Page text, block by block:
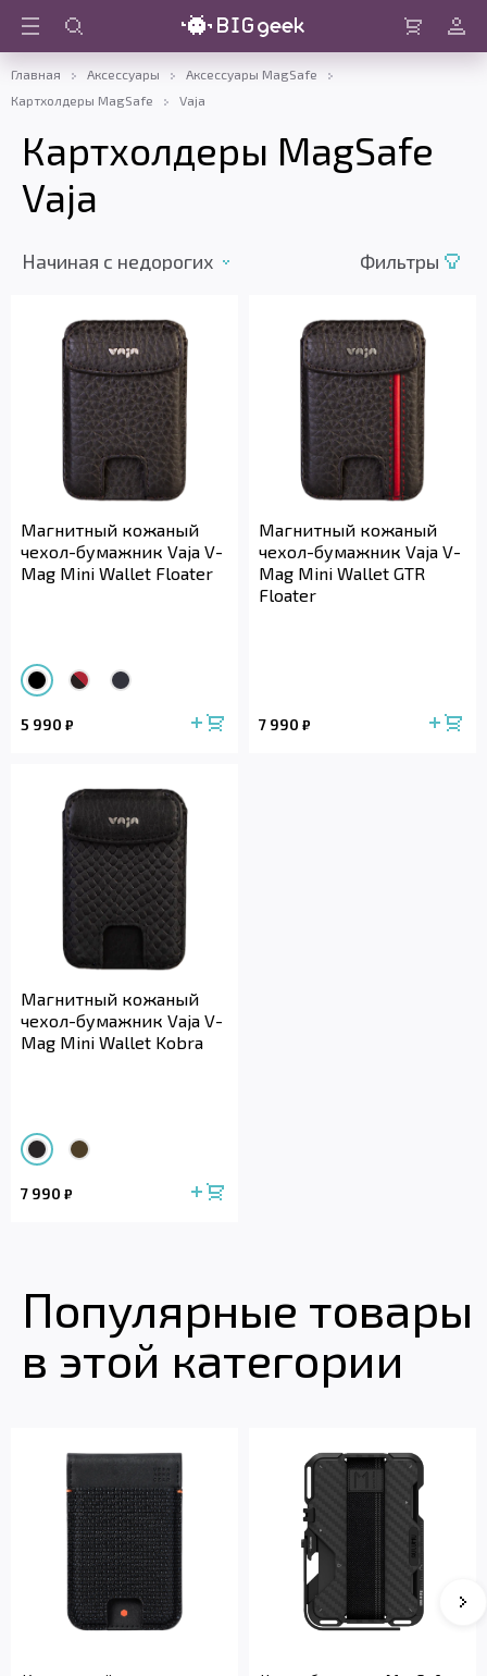
Войти
Главная Аксессуары
Аксессуары MagSafe
Картхолдеры MagSafe
Vaja
Картхолдеры MagSafe
Vaja
Начиная с недорогих Фильтры
Магнитный кожаный
чехол-бумажник Vaja V-
Mag Mini Wallet Floater
5 990 ₽
Магнитный кожаный
чехол-бумажник Vaja V-
Mag Mini Wallet GTR
Floater
7 990 ₽
Магнитный кожаный
чехол-бумажник Vaja V-
Mag Mini Wallet Kobra
7 990 ₽
Популярные товары
в этой категории